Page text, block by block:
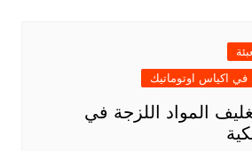
في اكياس اوتوماتيك
المواد اللزجة في